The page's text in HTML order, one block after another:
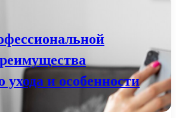
ухода и особенности